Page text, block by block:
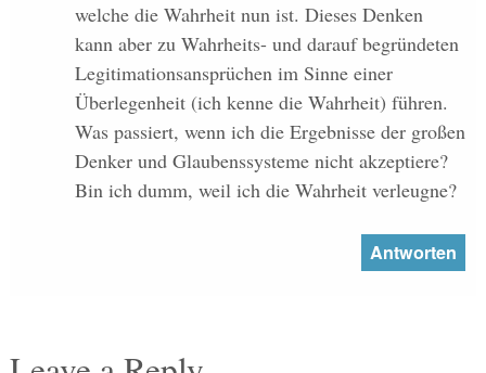
welche die Wahrheit nun ist. Dieses Denken
kann aber zu Wahrheits- und darauf begründeten
Legitimationsansprüchen im Sinne einer
Überlegenheit (ich kenne die Wahrheit) führen.
Was passiert, wenn ich die Ergebnisse der großen
Denker und Glaubenssysteme nicht akzeptiere?
Bin ich dumm, weil ich die Wahrheit verleugne?
Antworten